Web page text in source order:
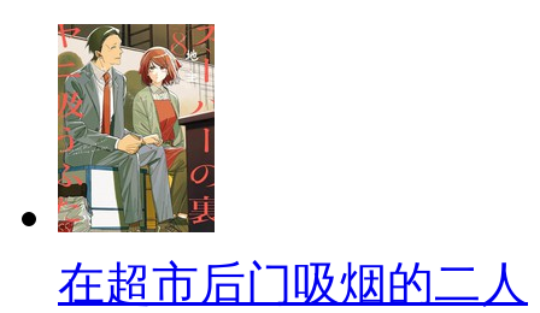
在超市后门吸烟的二人